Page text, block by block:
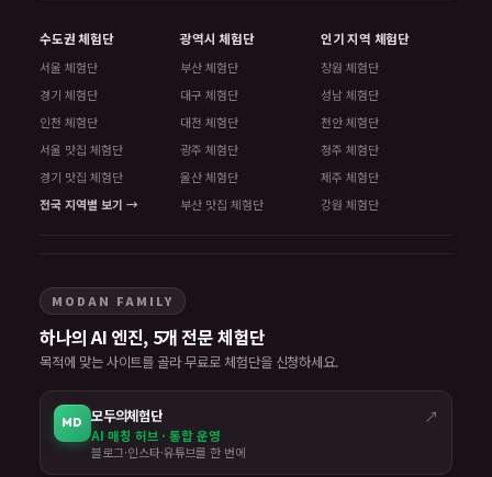
수도권 체험단
서울 체험단
경기 체험단
인천 체험단
서울 맛집 체험단
경기 맛집 체험단
전국 지역별 보기 →
광역시 체험단
부산 체험단
대구 체험단
대전 체험단
광주 체험단
울산 체험단
부산 맛집 체험단
인기 지역 체험단
창원 체험단
성남 체험단
천안 체험단
청주 체험단
제주 체험단
강원 체험단
MODAN FAMILY
하나의 AI 엔진, 5개 전문 체험단
목적에 맞는 사이트를 골라 무료로 체험단을 신청하세요.
MD 모두의체험단 ↗
AI 매칭 허브 · 통합 운영
블로그·인스타·유튜브를 한 번에